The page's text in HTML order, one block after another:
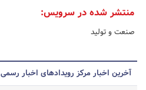
منتشر شده در سرویس:
صنعت و تولید
آخرین اخبار مرکز رویدادهای اخبار رسمی